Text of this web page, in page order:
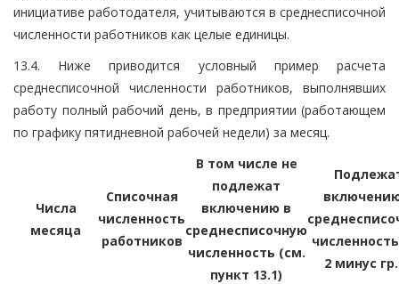
инициативе работодателя, учитываются в среднесписочной
численности работников как целые единицы.
13.4. Ниже приводится условный пример расчета
среднесписочной численности работников, выполнявших
работу полный рабочий день, в предприятии (работающем
по графику пятидневной рабочей недели) за месяц.
Числа
месяца
Списочная
численность
работников
В том числе не
подлежат
включению в
среднесписочную
численность (см.
пункт 13.1)
2 минус